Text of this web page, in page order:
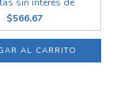
$566,67
AL CARRITO